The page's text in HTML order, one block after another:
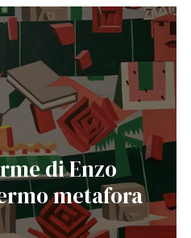
di Enzo
metafora